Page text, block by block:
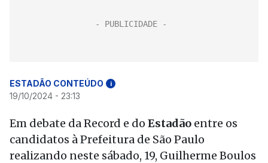
ESTADÃO CONTEÚDO i
19/10/2024 - 23:13
Em debate da Record e do Estadão entre os
candidatos à Prefeitura de São Paulo
realizando neste sábado, 19, Guilherme Boulos